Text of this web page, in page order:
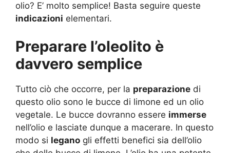
olio? E’ molto semplice! Basta seguire queste
indicazioni elementari.
Preparare l’oleolito è
davvero semplice
Tutto ciò che occorre, per la preparazione di
questo olio sono le bucce di limone ed un olio
vegetale. Le bucce dovranno essere immerse
nell’olio e lasciate dunque a macerare. In questo
modo si legano gli effetti benefici sia dell’olio